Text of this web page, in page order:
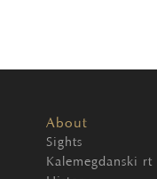
About
Sights
Kalemegdanski rt